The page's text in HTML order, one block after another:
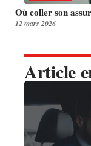
Où coller son
12 mars 2026
Article